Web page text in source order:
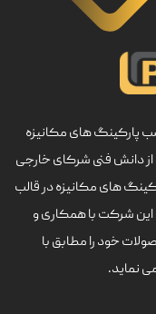
پارکینگ های مکانیزه
دانش فنی شرکای خارجی
های مکانیزه در قالب
این شرکت با همکاری و
خود را مطابق با
نماید.